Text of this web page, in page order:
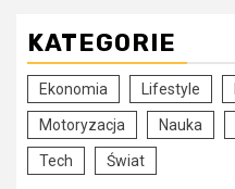
KATEGORIE
Ekonomia Lifestyle
Motoryzacja Nauka
Tech Świat